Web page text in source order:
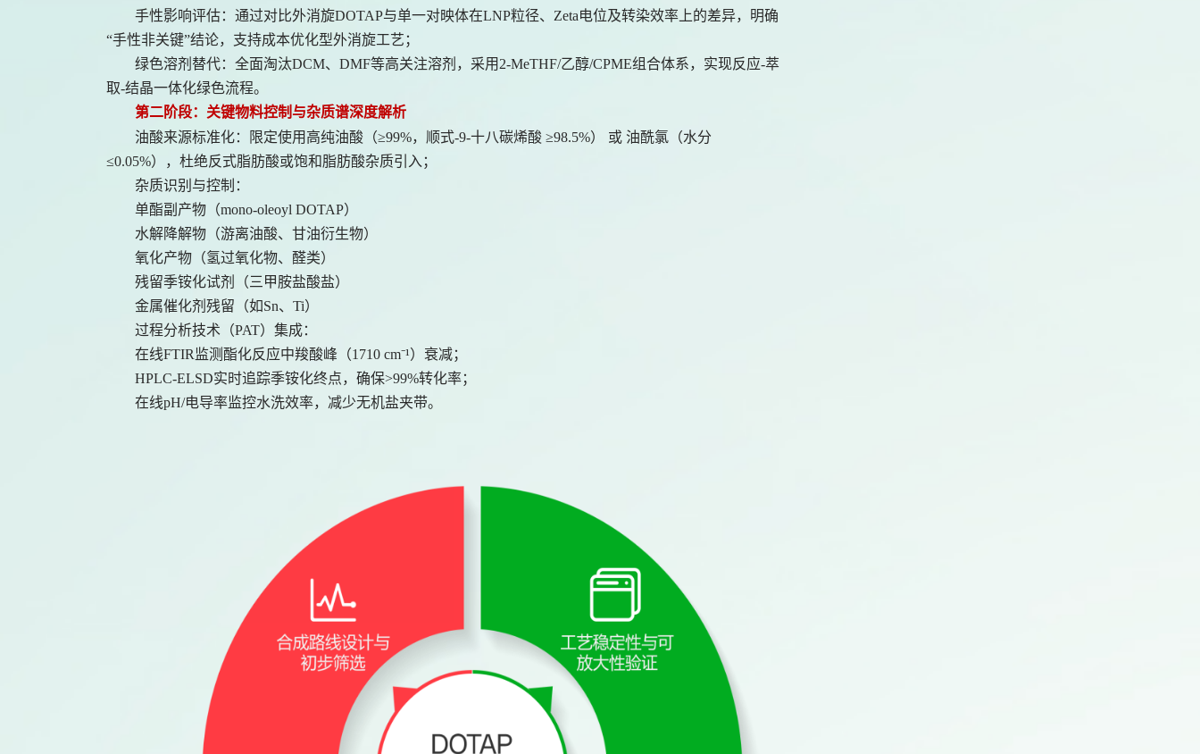
手性影响评估：通过对比外消旋DOTAP与单一对映体在LNP粒径、Zeta电位及转染效率上的差异，明确
“手性非关键”结论，支持成本优化型外消旋工艺；
绿色溶剂替代：全面淘汰DCM、DMF等高关注溶剂，采用2-MeTHF/乙醇/CPME组合体系，实现反应-萃
取-结晶一体化绿色流程。
第二阶段：关键物料控制与杂质谱深度解析
油酸来源标准化：限定使用高纯油酸（≥99%，顺式-9-十八碳烯酸 ≥98.5%） 或 油酰氯（水分
≤0.05%），杜绝反式脂肪酸或饱和脂肪酸杂质引入；
杂质识别与控制：
单酯副产物（mono-oleoyl DOTAP）
水解降解物（游离油酸、甘油衍生物）
氧化产物（氢过氧化物、醛类）
残留季铵化试剂（三甲胺盐酸盐）
金属催化剂残留（如Sn、Ti）
过程分析技术（PAT）集成：
在线FTIR监测酯化反应中羧酸峰（1710 cm⁻¹）衰减；
HPLC-ELSD实时追踪季铵化终点，确保>99%转化率；
在线pH/电导率监控水洗效率，减少无机盐夹带。